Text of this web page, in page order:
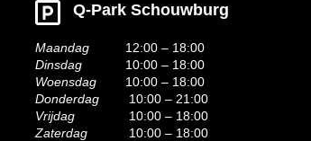
Q-Park Schouwburg
Maandag
12:00 – 18:00
Dinsdag
10:00 – 18:00
Woensdag
10:00 – 18:00
Donderdag
10:00 – 21:00
Vrijdag
10:00 – 18:00
Zaterdag
10:00 – 18:00